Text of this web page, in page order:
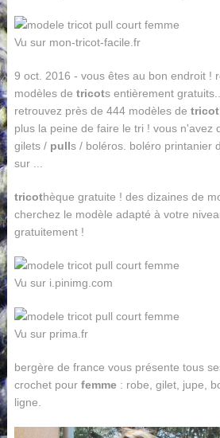
Vu sur mon-tricot-facile.fr
9 oct. 2016 - vous êtes au bon endroit !
modèles de tricots entièrement
retrouvez près de 444 modèles de tricot
plus la peine de faire le tri ! vous n'avez
gilets / pulls / boléros. boléro printanier
sur ...
tricothèque gratuite ! des dizaines de
cherchez le modèle adapté à votre
gratuitement !
Vu sur i.pinimg.com
Vu sur prima.fr
bergère de france vous présente tous
crochet pour femme: robe, gilet, jupe,
ligne.